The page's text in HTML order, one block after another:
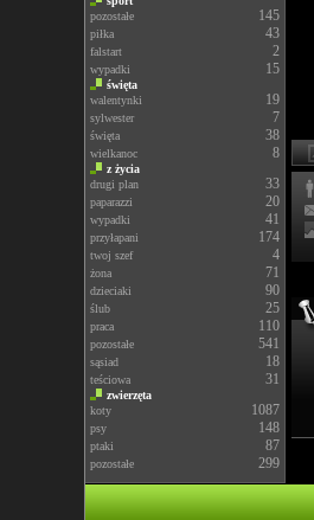
pozostałe
145
piłka 43
falstart 2
wypadki 15
święta
walentynki
19
sylwester 7
święta 38
wielkanoc 8
z życia
drugi plan
33
paparazzi 20
wypadki 41
przyłapani 174
twoj szef 4
żona 71
dzieciaki 90
ślub 25
praca 110
pozostałe 541
sąsiad 18
teściowa 31
zwierzęta
koty
1087
psy 148
ptaki 87
pozostałe 299